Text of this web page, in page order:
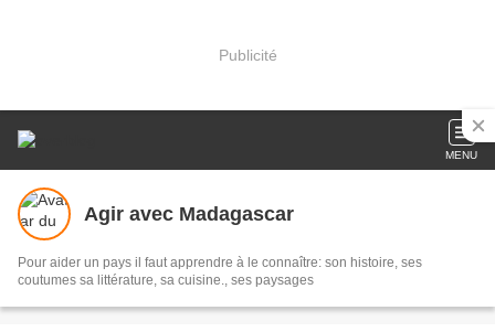
Publicité
MENU
Agir avec Madagascar
Pour aider un pays il faut apprendre à le connaître: son histoire, ses
coutumes sa littérature, sa cuisine., ses paysages